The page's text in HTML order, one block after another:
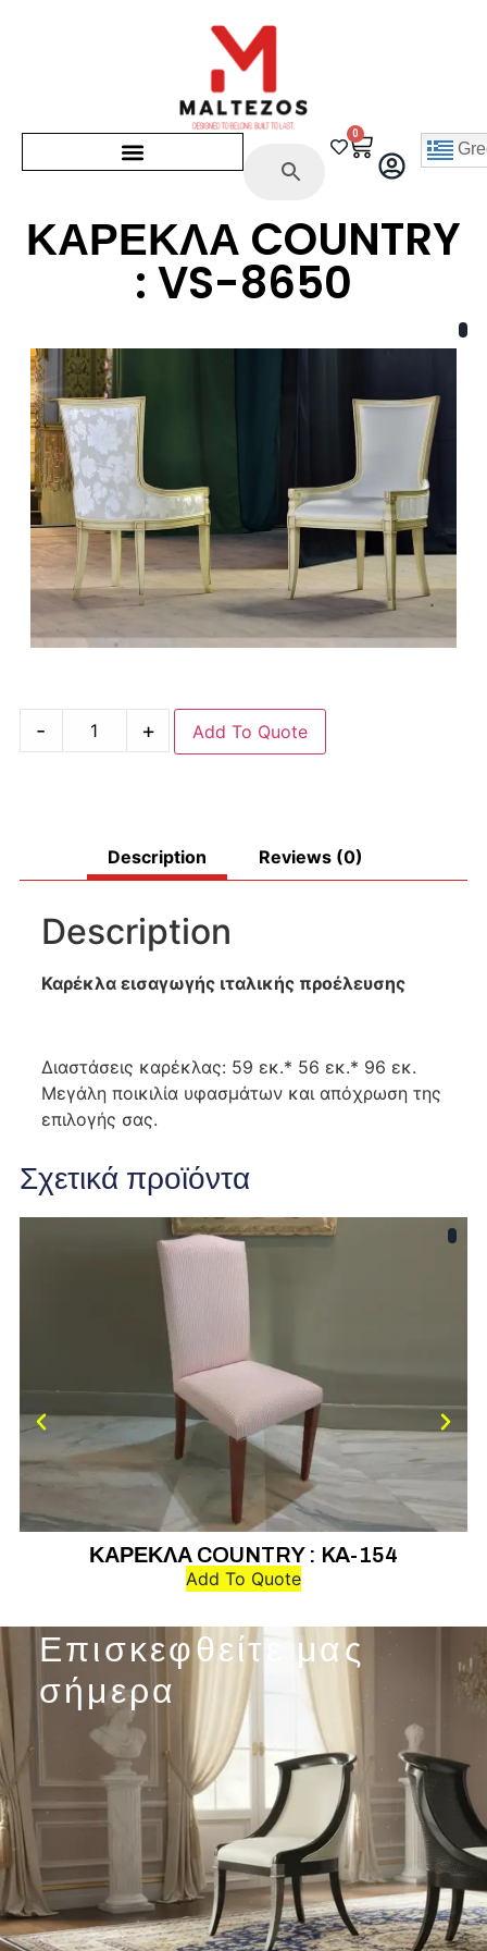
0
ΚΑΡΕΚΛΑ COUNTRY
: VS-8650
- + Add To Quote
Description Reviews (0)
Description
Καρέκλα εισαγωγής ιταλικής προέλευσης
Διαστάσεις καρέκλας: 59 εκ.* 56 εκ.* 96 εκ.
Μεγάλη ποικιλία υφασμάτων και απόχρωση της
επιλογής σας.
Σχετικά προϊόντα
ΚΑΡΕΚΛΑ COUNTRY : KA-154
Add To Quote
Επισκεφθείτε μας
σήμερα